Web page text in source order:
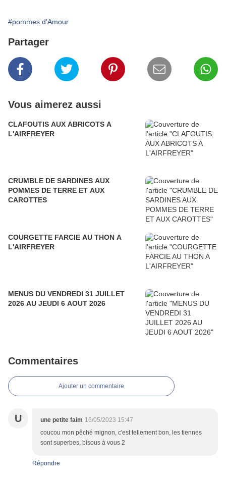
#pommes d'Amour
Partager
Vous aimerez aussi
CLAFOUTIS AUX ABRICOTS A
L'AIRFREYER
CRUMBLE DE SARDINES AUX
POMMES DE TERRE ET AUX
CAROTTES
COURGETTE FARCIE AU THON A
L'AIRFREYER
MENUS DU VENDREDI 31 JUILLET
2026 AU JEUDI 6 AOUT 2026
Commentaires
Ajouter un commentaire
U une petite faim 16/05/2023 15:47
coucou mon pêché mignon, c'est tellement bon, les tiennes
sont superbes, bisous à vous 2
Répondre